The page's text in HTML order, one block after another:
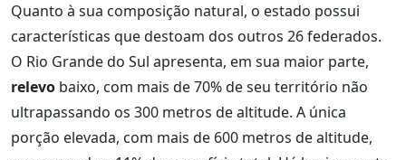
Quanto à sua composição natural, o estado possui
características que destoam dos outros 26 federados.
O Rio Grande do Sul apresenta, em sua maior parte,
relevo baixo, com mais de 70% de seu território não
ultrapassando os 300 metros de altitude. A única
porção elevada, com mais de 600 metros de altitude,